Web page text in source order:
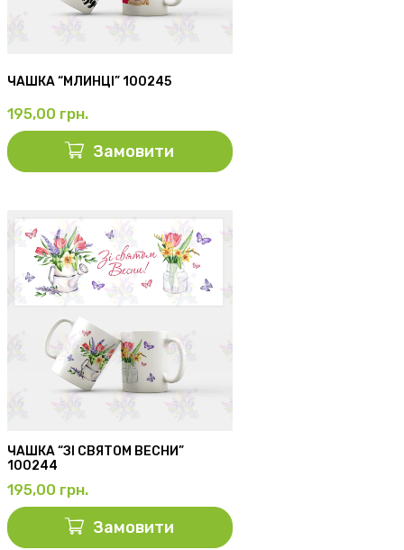
ЧАШКА “МЛИНЦІ” 100245
195,00 грн.
Замовити
ЧАШКА “ЗІ СВЯТОМ ВЕСНИ”
100244
195,00 грн.
Замовити